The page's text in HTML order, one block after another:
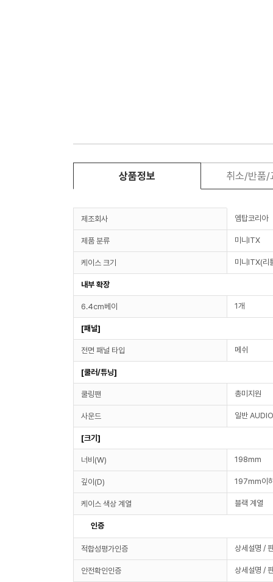
상품정보 취소/반품/
제조회사 엠탑코리아
제품 분류 미니ITX
케이스 크기 미니ITX(리
내부 확장
6.4cm베이 1개
[패널]
전면 패널 타입 메쉬
[쿨러/튜닝]
쿨링팬 총미지원
사운드 일반 AUDIO
[크기]
너비(W) 198mm
깊이(D) 197mm이
케이스 색상 계열 블랙 계열
인증
적합성평가인증 상세설명 /
안전확인인증 상세설명 /